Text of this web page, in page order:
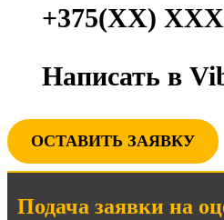
+375(ХХ)
Написать в
ОСТАВИТЬ ЗАЯВКУ
Подача заявки на